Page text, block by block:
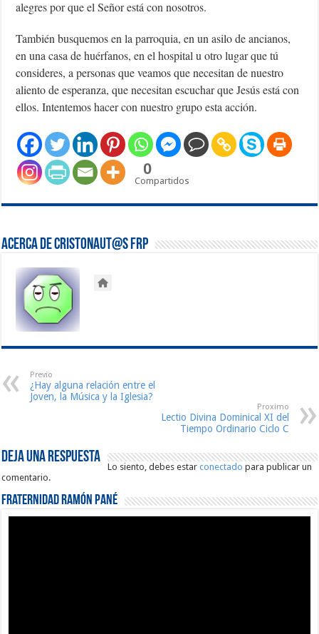
alegres por que el Señor está con nosotros.
También busquemos en la parroquia, en un asilo de ancianos,
en una casa de huérfanos, en el hospital u otro lugar que tú
consideres, a personas que veamos que necesitan de nuestro
aliento de esperanza, que necesitan escuchar que Jesús está con
ellos. Intentemos hacer con nuestro grupo esta acción.
0
Compartidos
Acerca de Cristonaut@s FRP
Previo
¿Hay alguna relación entre el
Joven, la Música y la Iglesia?
Proximo
Lectio Divina Dominical XI del
Tiempo Ordinario Ciclo C
Deja una respuesta
Lo siento, debes estarconectado para publicar un
comentario.
Fraternidad Ramón Pané